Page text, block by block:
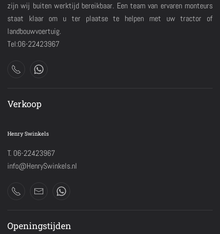
zijn wij buiten werktijd bereikbaar. Een team van ervaren monteurs
staat klaar om u ter plaatse te helpen met uw tractor of
landbouwvoertuig.
Tel:06-22423967
Verkoop
Henry Swinkels
T. 06-22423967
info@HenrySwinkels.nl
Openingstijden